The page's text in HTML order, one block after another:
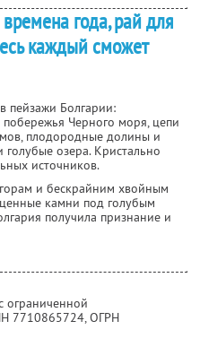
года, рай для
каждый сможет
пейзажи Болгарии:
Черного моря, цепи
плодородные долины и
озера. Кристально
источников.
и бескрайним хвойным
камни под голубым
получила признание и
ограниченной
7710865724, ОГРН